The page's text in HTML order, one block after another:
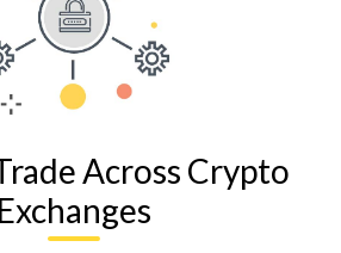
Across Crypto
Exchanges